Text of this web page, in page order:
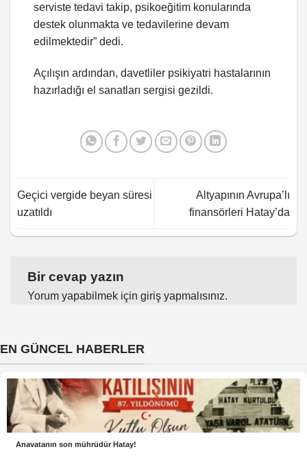
serviste tedavi takip, psikoeğitim konularında
destek olunmakta ve tedavilerine devam
edilmektedir” dedi.
Açılışın ardından, davetliler psikiyatri hastalarının
hazırladığı el sanatları sergisi gezildi.
Geçici vergide beyan süresi
uzatıldı
Altyapının Avrupa’lı
finansörleri Hatay’da
Bir cevap yazın
Yorum yapabilmek için giriş yapmalısınız.
EN GÜNCEL HABERLER
Anavatanın son mührüdür Hatay!